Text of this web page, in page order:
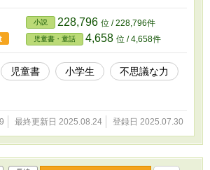
が映像になって見えるというもの。 その能力
、涼葉はメガネで顔を隠した陰キャな転校
・花宮翼が不審な行動をするのを見てしま
。怪しく思った涼葉は、動物に関する能力を
持った兄の櫂斗、近くにいるケガ人を察知でき
るいとこの美空、ウソを見抜くことができるい
小説 228,796 位 / 228,796件
児童書・童話 4,658 位 / 4,658件
児童書 小学生
不思議な力
最終更新日 2025.08.24 登録日 2025.07.30